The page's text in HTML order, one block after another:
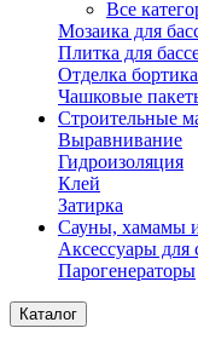
Все
Мозаика для
Плитка для
Отделка
Чашковые
Строительные
Выравнивание
Гидроизоляция
Клей
Затирка
Сауны, хамамы
Аксессуары для
Парогенераторы
Каталог